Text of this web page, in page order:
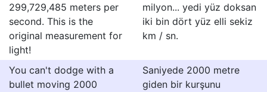
299,729,485 meters per
second. This is the
original measurement for
light!
milyon... yedi yüz doksan
iki bin dört yüz elli sekiz
km / sn.
You can't dodge with a
bullet moving 2000
Saniyede 2000 metre
giden bir kurşunu